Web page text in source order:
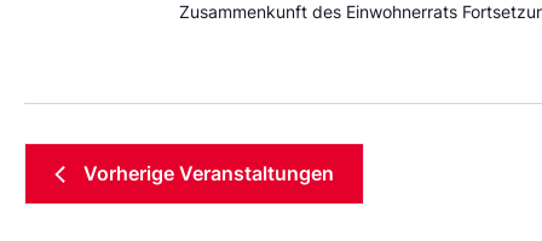
Zusammenkunft des Einwohnerrats
Vorherige Veranstaltungen